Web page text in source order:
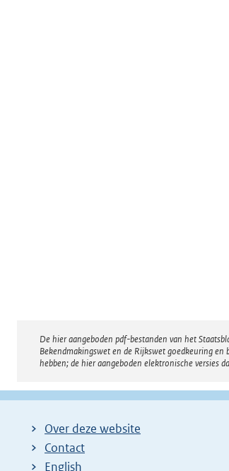
Disclaimer
De hier aangeboden pdf-bestanden van het
Bekendmakingswet en de Rijkswet goedkeuring
hebben; de hier aangeboden elektronische versies
Over deze website
Contact
English